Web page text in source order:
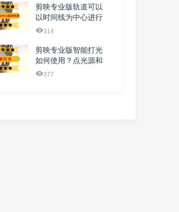
剪映专业版轨道可以
以时间线为中心进行
缩放吗
314
剪映专业版智能打光
如何使用？点光源和
平行光有什么区别？
377